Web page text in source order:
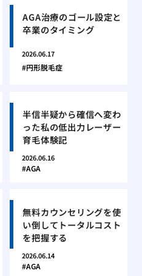
AGA治療のゴール設定と
卒業のタイミング
2026.06.17
円形脱毛症
半信半疑から確信へ変わ
った私の低出力レーザー
育毛体験記
2026.06.16
AGA
無料カウンセリングを使
い倒してトータルコスト
を把握する
2026.06.14
AGA